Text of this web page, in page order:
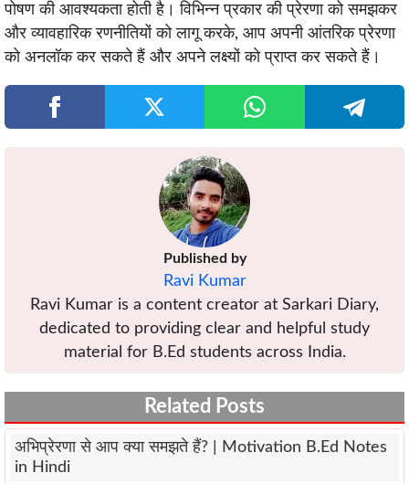
पोषण की आवश्यकता होती है। विभिन्न प्रकार की प्रेरणा को समझकर
और व्यावहारिक रणनीतियों को लागू करके, आप अपनी आंतरिक प्रेरणा
को अनलॉक कर सकते हैं और अपने लक्ष्यों को प्राप्त कर सकते हैं।
Published by
Ravi Kumar
Ravi Kumar is a content creator at Sarkari Diary,
dedicated to providing clear and helpful study
material for B.Ed students across India.
Related Posts
अभिप्रेरणा से आप क्या समझते हैं? | Motivation B.Ed Notes
in Hindi